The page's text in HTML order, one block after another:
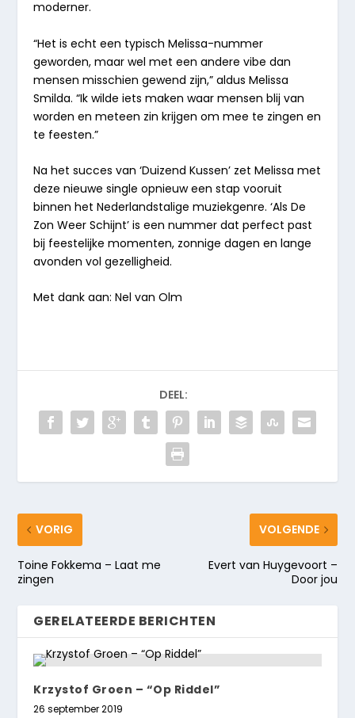
moderner.
“Het is echt een typisch Melissa-nummer
geworden, maar wel met een andere vibe dan
mensen misschien gewend zijn,” aldus Melissa
Smilda. “Ik wilde iets maken waar mensen blij van
worden en meteen zin krijgen om mee te zingen en
te feesten.”
Na het succes van ‘Duizend Kussen’ zet Melissa met
deze nieuwe single opnieuw een stap vooruit
binnen het Nederlandstalige muziekgenre. ‘Als De
Zon Weer Schijnt’ is een nummer dat perfect past
bij feestelijke momenten, zonnige dagen en lange
avonden vol gezelligheid.
Met dank aan: Nel van Olm
DEEL:
VORIG
Toine Fokkema – Laat me
zingen
VOLGENDE
Evert van Huygevoort –
Door jou
GERELATEERDE BERICHTEN
Krzystof Groen – “Op Riddel”
26 september 2019